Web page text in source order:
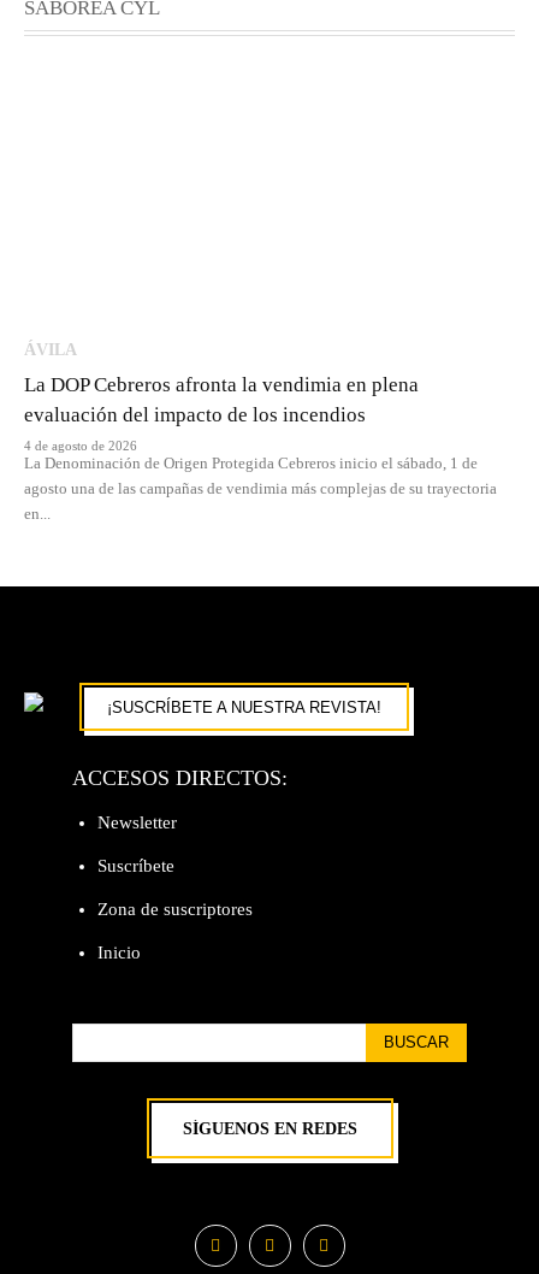
SABOREA CYL
ÁVILA
La DOP Cebreros afronta la vendimia en plena
evaluación del impacto de los incendios
4 de agosto de 2026
La Denominación de Origen Protegida Cebreros inicio el sábado, 1 de
agosto una de las campañas de vendimia más complejas de su trayectoria
en...
¡SUSCRÍBETE A NUESTRA REVISTA!
ACCESOS DIRECTOS:
Newsletter
Suscríbete
Zona de suscriptores
Inicio
BUSCAR
SÍGUENOS EN REDES